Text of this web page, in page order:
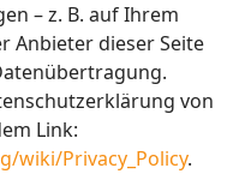
– z. B. auf Ihrem
Anbieter dieser Seite
von
Link:
wiki/Privacy_Policy.